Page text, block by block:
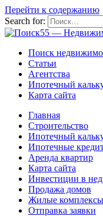
Перейти к содержанию
Search for:
Поиск
Статьи
Агентства
Ипотечный
Карта сайта
Главная
Строительство
Ипотечный
Ипотечные
Аренда квартир
Карта сайта
Инвестиции в
Продажа домов
Жилые комплексы
Отправка заявки